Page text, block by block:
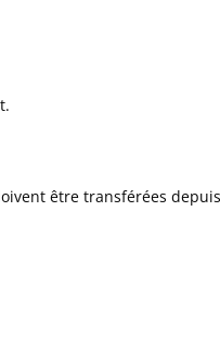
être transférées depuis